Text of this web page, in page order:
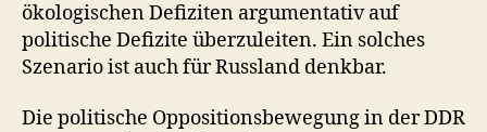
ökologischen Defiziten argumentativ auf
politische Defizite überzuleiten. Ein solches
Szenario ist auch für Russland denkbar.
Die politische Oppositionsbewegung in der DDR